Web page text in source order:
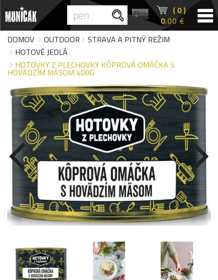
( 0 )
0.00 €
DOMOV
OUTDOOR
STRAVA A PITNÝ REŽIM
HOTOVÉ JEDLÁ
HOTOVKY Z PLECHOVKY KÔPROVÁ OMÁČKA S
HOVÄDZÍM MÄSOM 400G